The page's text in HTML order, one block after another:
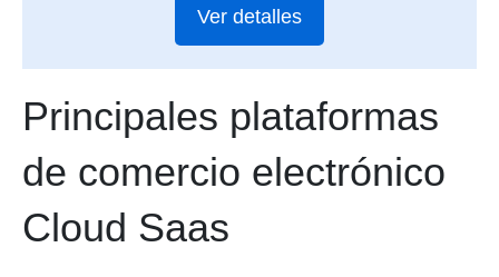
Ver detalles
Principales plataformas
de comercio electrónico
Cloud Saas